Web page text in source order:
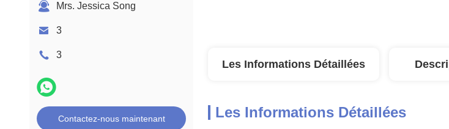
Mrs. Jessica Song
3
3
Contactez-nous maintenant
Les Informations Détaillées
Les Informations Détaillées